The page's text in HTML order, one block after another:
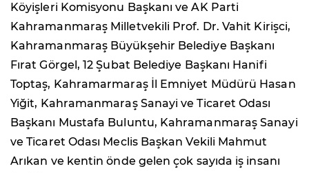
Köyişleri Komisyonu Başkanı ve AK Parti
Kahramanmaraş Milletvekili Prof. Dr. Vahit Kirişci,
Kahramanmaraş Büyükşehir Belediye Başkanı
Fırat Görgel, 12 Şubat Belediye Başkanı Hanifi
Toptaş, Kahramarmaraş İl Emniyet Müdürü Hasan
Yiğit, Kahramanmaraş Sanayi ve Ticaret Odası
Başkanı Mustafa Buluntu, Kahramanmaraş Sanayi
ve Ticaret Odası Meclis Başkan Vekili Mahmut
Arıkan ve kentin önde gelen çok sayıda iş insanı